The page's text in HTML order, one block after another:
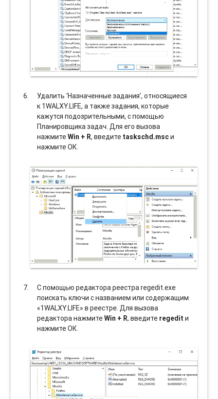
Удалить ‘Назначенные задания’, относящиеся
к 1WALXY.LIFE, а также задания, которые
кажутся подозрительными, с помощью
Планировщика задач. Для его вызова
нажмитеWin + R, введите taskschd.mscи
нажмите ОК.
С помощью редактора реестра regedit.exe
поискать ключи с названием или содержащим
«1WALXY.LIFE» в реестре. Для вызова
редактора нажмитеWin + R, введите regedit и
нажмите ОК.